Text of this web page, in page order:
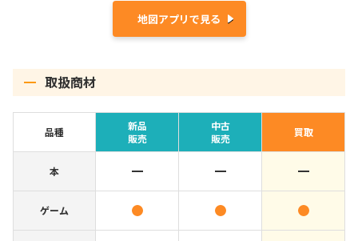
地図アプリで見る
取扱商材
品種
新品
販売
中古
販売
買取
本
ゲーム